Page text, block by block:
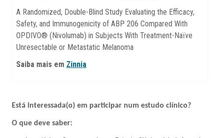
A Randomized, Double-Blind Study Evaluating the Efficacy,
Safety, and Immunogenicity of ABP 206 Compared With
OPDIVO® (Nivolumab) in Subjects With Treatment-Naïve
Unresectable or Metastatic Melanoma
Saiba mais em Zinnia
Está interessada(o) em participar num estudo clínico?
O que deve saber: